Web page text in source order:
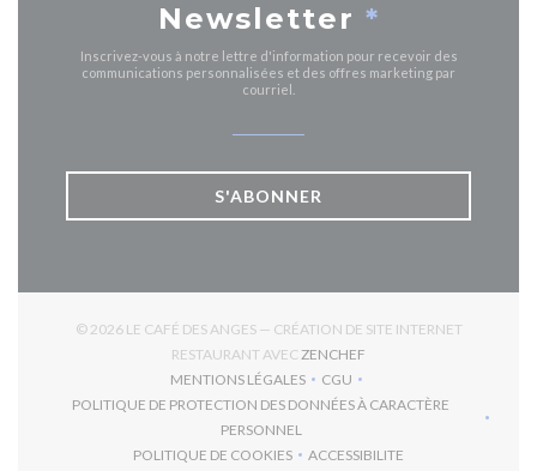
Newsletter *
Inscrivez-vous à notre lettre d'information pour recevoir des
communications personnalisées et des offres marketing par
courriel.
S'ABONNER
© 2026 LE CAFÉ DES ANGES — CRÉATION DE SITE INTERNET
RESTAURANT AVEC ZENCHEF
MENTIONS LÉGALES
((OUVRE UNE NOUVELLE FENÊTRE))
CGU
((OUVRE UNE NOUVELLE
POLITIQUE DE PROTECTION DES DONNÉES À CARACTÈRE
PERSONNEL((OUVRE UNE NOUVELLE FENÊTRE))
POLITIQUE DE COOKIES
((OUVRE UNE NOUVELLE FENÊTRE))
ACCESSIBILITE
((OUVRE UNE NOUVELLE